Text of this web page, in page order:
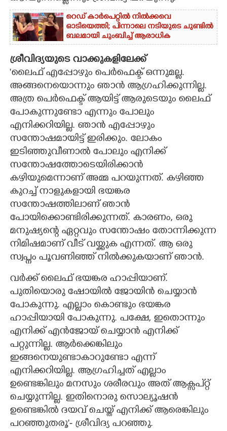
റെഡ് കാർപെറ്റിൽ നിൽക്കവെ
ഓടിയെത്തി; പിന്നാലെ നടിയുടെ ചുണ്ടിൽ
ബലമായി ചുംബിച്ച് ആരാധിക
ശ്രീവിദ്യയുടെ വാക്കുകളിലേക്ക്
'ലൈഫ് എപ്പോഴും പെർഫെക്ട് ഒന്നുമല്ല.
അങ്ങനെയൊന്നും ഞാൻ ആഗ്രഹിക്കുന്നില്ല.
അത്ര പെർഫെക്ട് ആയിട്ട് ആരുടെയും ലൈഫ്
പോകുന്നുണ്ടോ എന്നും പോലും
എനിക്കറിയില്ല. ഞാൻ എപ്പോഴും
സന്തോഷമായിട്ട് ഇരിക്കും. ലോകം
ഇടിഞ്ഞുവീണാൽ പോലും എനിക്ക്
സന്തോഷത്തോടെയിരിക്കാൻ
കഴിയുമെന്നാണ് അമ്മ പറയുന്നത്. കഴിഞ്ഞ
കുറച്ച് നാളുകളായി ഭയങ്കര
സന്തോഷത്തിലാണ് ഞാൻ
പോയിക്കൊണ്ടിരിക്കുന്നത്. കാരണം, ഒരു
മനുഷ്യന്റെ ഏറ്റവും സന്തോഷം തോന്നിക്കുന്ന
നിമിഷമാണ് വീട് വയ്ക്കുക എന്നത്. ആ ഒരു
സ്വപ്നം പൂവണിഞ്ഞ് നിൽക്കുകയാണ് ഞാൻ.
വർക്ക് ലൈഫ് ഭയങ്കര ഹാപ്പിയാണ്.
പുതിയൊരു ഷോയിൽ ജോയിൻ ചെയ്യാൻ
പോകുന്നു. എല്ലാം കൊണ്ടും ഭയങ്കര
ഹാപ്പിയായി പോകുന്നു. പക്ഷേ, ഇതൊന്നും
എനിക്ക് എൻജോയ് ചെയ്യാൻ എനിക്ക്
പറ്റുന്നില്ല. ആർക്കെങ്കിലും
ഇങ്ങനെയുണ്ടാകാറുണ്ടോ എന്ന്
എനിക്കറിയില്ല. ആഗ്രഹിച്ചത് എല്ലാം
ഉണ്ടെങ്കിലും മനസും ശരീരവും അത് ആക്സപ്റ്റ്
ചെയ്യുന്നില്ല. ഇതിനൊരു സൊല്യൂഷൻ
ഉണ്ടെങ്കിൽ ദയവ് ചെയ്ത് എനിക്ക് ആരെങ്കിലും
പറഞ്ഞുതരൂ'- ശ്രീവിദ്യ പറഞ്ഞു.